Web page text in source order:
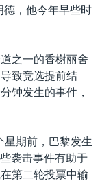
德，他今年早些时
之一的香榭丽舍
致竞选提前结
钟发生的事件，
星期前，巴黎发生
袭击事件有助于
第二轮投票中输